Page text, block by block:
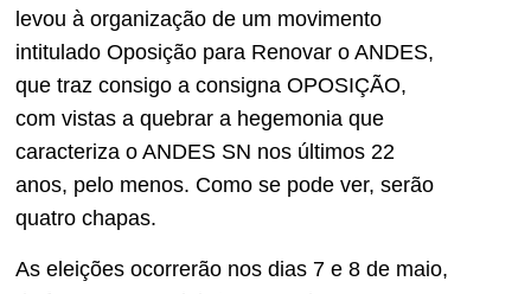
levou à organização de um movimento
intitulado Oposição para Renovar o ANDES,
que traz consigo a consigna OPOSIÇÃO,
com vistas a quebrar a hegemonia que
caracteriza o ANDES SN nos últimos 22
anos, pelo menos. Como se pode ver, serão
quatro chapas.
As eleições ocorrerão nos dias 7 e 8 de maio,